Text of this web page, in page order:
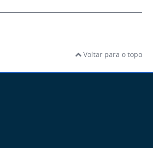
Voltar para o topo